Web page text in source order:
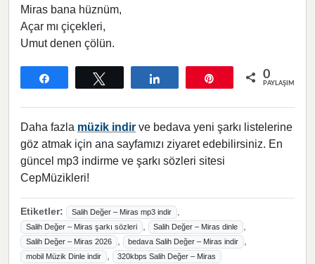
Miras bana hüznüm,
Açar mı çiçekleri,
Umut denen çölün.
0
PAYLAŞIMLAR
Daha fazla müzik indir ve bedava yeni şarkı listelerine
göz atmak için ana sayfamızı ziyaret edebilirsiniz. En
güncel mp3 indirme ve şarkı sözleri sitesi
CepMüzikleri!
Etiketler: Salih Değer – Miras mp3 indir ,
Salih Değer – Miras şarkı sözleri , Salih Değer – Miras dinle ,
Salih Değer – Miras 2026 , bedava Salih Değer – Miras indir ,
mobil Müzik Dinle indir , 320kbps Salih Değer – Miras